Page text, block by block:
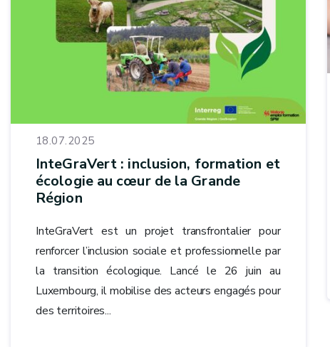
18.07.2025
InteGraVert : inclusion, formation et
écologie au cœur de la Grande
Région
InteGraVert est un projet transfrontalier pour
renforcer l’inclusion sociale et professionnelle par
la transition écologique. Lancé le 26 juin au
Luxembourg, il mobilise des acteurs engagés pour
des territoires...